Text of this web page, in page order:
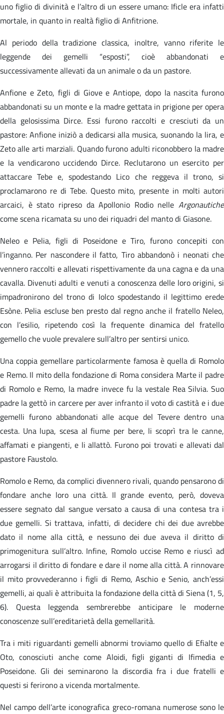
uno figlio di divinità e l’altro di un essere umano: Ificle era infatti
mortale, in quanto in realtà figlio di Anfitrione.
Al periodo della tradizione classica, inoltre, vanno riferite le
leggende dei gemelli “esposti”, cioè abbandonati e
successivamente allevati da un animale o da un pastore.
Anfione e Zeto, figli di Giove e Antiope, dopo la nascita furono
abbandonati su un monte e la madre gettata in prigione per opera
della gelosissima Dirce. Essi furono raccolti e cresciuti da un
pastore: Anfione iniziò a dedicarsi alla musica, suonando la lira, e
Zeto alle arti marziali. Quando furono adulti riconobbero la madre
e la vendicarono uccidendo Dirce. Reclutarono un esercito per
attaccare Tebe e, spodestando Lico che reggeva il trono, si
proclamarono re di Tebe. Questo mito, presente in molti autori
arcaici, è stato ripreso da Apollonio Rodio nelle Argonautiche
come scena ricamata su uno dei riquadri del manto di Giasone.
Neleo e Pelia, figli di Poseidone e Tiro, furono concepiti con
l’inganno. Per nascondere il fatto, Tiro abbandonò i neonati che
vennero raccolti e allevati rispettivamente da una cagna e da una
cavalla. Divenuti adulti e venuti a conoscenza delle loro origini, si
impadronirono del trono di Iolco spodestando il legittimo erede
Esòne. Pelia escluse ben presto dal regno anche il fratello Neleo,
con l’esilio, ripetendo così la frequente dinamica del fratello
gemello che vuole prevalere sull’altro per sentirsi unico.
Una coppia gemellare particolarmente famosa è quella di Romolo
e Remo. Il mito della fondazione di Roma considera Marte il padre
di Romolo e Remo, la madre invece fu la vestale Rea Silvia. Suo
padre la gettò in carcere per aver infranto il voto di castità e i due
gemelli furono abbandonati alle acque del Tevere dentro una
cesta. Una lupa, scesa al fiume per bere, li scoprì tra le canne,
affamati e piangenti, e li allattò. Furono poi trovati e allevati dal
pastore Faustolo.
Romolo e Remo, da complici divennero rivali, quando pensarono di
fondare anche loro una città. Il grande evento, però, doveva
essere segnato dal sangue versato a causa di una contesa tra i
due gemelli. Si trattava, infatti, di decidere chi dei due avrebbe
dato il nome alla città, e nessuno dei due aveva il diritto di
primogenitura sull’altro. Infine, Romolo uccise Remo e riuscì ad
arrogarsi il diritto di fondare e dare il nome alla città. A rinnovare
il mito provvederanno i figli di Remo, Aschio e Senio, anch’essi
gemelli, ai quali è attribuita la fondazione della città di Siena (1, 5,
6). Questa leggenda sembrerebbe anticipare le moderne
conoscenze sull’ereditarietà della gemellarità.
Tra i miti riguardanti gemelli abnormi troviamo quello di Efialte e
Oto, conosciuti anche come Aloidi, figli giganti di Ifimedia e
Poseidone. Gli dei seminarono la discordia fra i due fratelli e
questi si ferirono a vicenda mortalmente.
Nel campo dell’arte iconografica greco-romana numerose sono le